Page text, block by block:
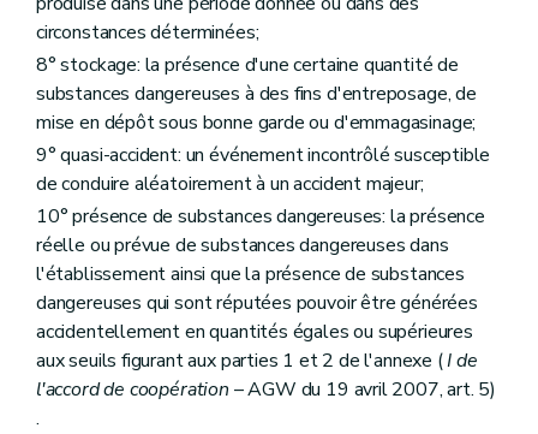
circonstances déterminées;
8° stockage: la présence d'une certaine quantité de
substances dangereuses à des fins d'entreposage, de
mise en dépôt sous bonne garde ou d'emmagasinage;
9° quasi-accident: un événement incontrôlé susceptible
de conduire aléatoirement à un accident majeur;
10° présence de substances dangereuses: la présence
réelle ou prévue de substances dangereuses dans
l'établissement ainsi que la présence de substances
dangereuses qui sont réputées pouvoir être générées
accidentellement en quantités égales ou supérieures
aux seuils figurant aux parties 1 et 2 de l'annexe (I de
l'accord de coopération – AGW du 19 avril 2007, art. 5)
.